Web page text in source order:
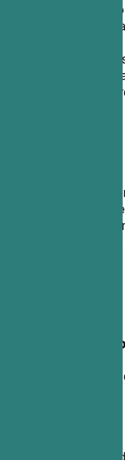
Um resumo
Deve ter de 3 a 5
habilidades chave
descrição da vaga
Foque no que o
aos potenciais
Evite objetivos
desafiadora para
Recrutadores
não o que você
primeira pessoa
Exemplos
Compare um